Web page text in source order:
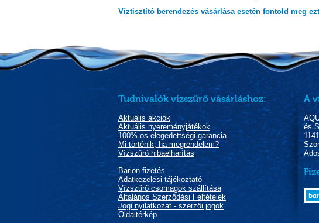
Víztisztító berendezés vásárlása esetén fontold meg
Tudnivalók vízszűrő vásárláshoz:
Aktuális akciók
Aktuális nyereményjátékok
100%-os elégedettségi garancia
Mi történik, ha megrendelem?
Vízszűrő hibaelhárítás
Barion fizetés
Adatkezelési tájékoztató
Vízszűrő csomagok szállítása
Általános Szerződési Feltételek
Jogi nyilatkozat - szerzői jogok
Oldaltérkép
A
és